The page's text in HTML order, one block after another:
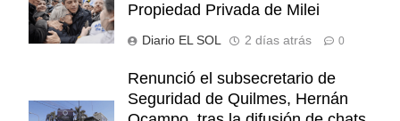
Propiedad Privada de Milei
Diario EL SOL 2 días atrás 0
Renunció el subsecretario de
Seguridad de Quilmes, Hernán